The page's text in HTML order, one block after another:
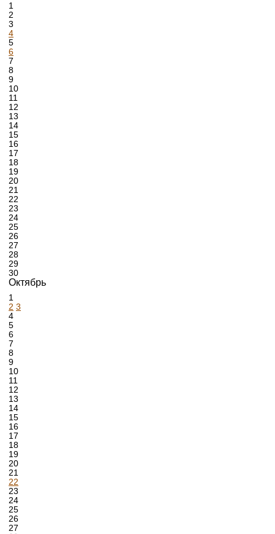
1
2
3
4
5
6
7
8
9
10
11
12
13
14
15
16
17
18
19
20
21
22
23
24
25
26
27
28
29
30
Октябрь
1
2 3
4
5
6
7
8
9
10
11
12
13
14
15
16
17
18
19
20
21
22
23
24
25
26
27